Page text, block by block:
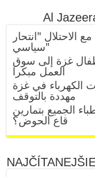
Al
الاحتلال "انتحار
سياسي"
غزة إلى سوق
العمل مبكرا
الكهرباء في غزة
مهددة بالتوقف
الجميع بتمارين
قاع الحوض؟